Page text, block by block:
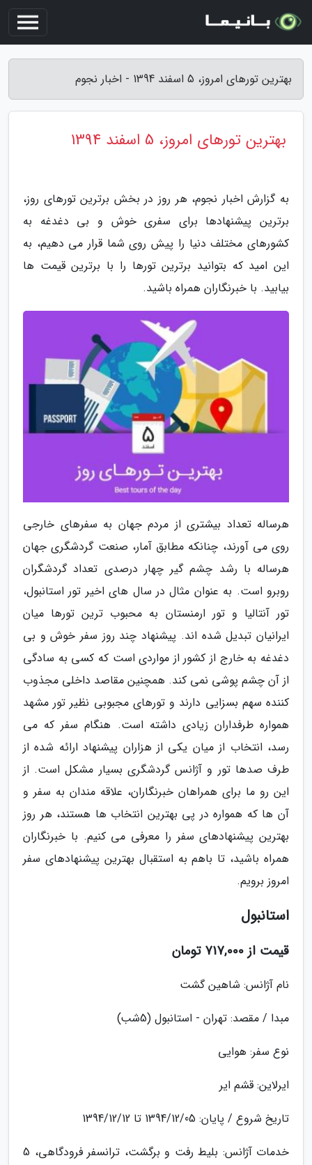
بهترین تورهای امروز، 5 اسفند 1394 - اخبار نجوم
بهترین تورهای امروز، 5 اسفند 1394
به گزارش اخبار نجوم، هر روز در بخش برترین تورهای روز،
برترین پیشنهادها برای سفری خوش و بی دغدغه به
کشورهای مختلف دنیا را پیش روی شما قرار می دهیم، به
این امید که بتوانید برترین تورها را با برترین قیمت ها
بیابید. با خبرنگاران همراه باشید.
هرساله تعداد بیشتری از مردم جهان به سفرهای خارجی
روی می آورند، چنانکه مطابق آمار، صنعت گردشگری جهان
هرساله با رشد چشم گیر چهار درصدی تعداد گردشگران
روبرو است. به عنوان مثال در سال های اخیر تور استانبول،
تور آنتالیا و تور ارمنستان به محبوب ترین تورها میان
ایرانیان تبدیل شده اند. پیشنهاد چند روز سفر خوش و بی
دغدغه به خارج از کشور از مواردی است که کسی به سادگی
از آن چشم پوشی نمی کند. همچنین مقاصد داخلی مجذوب
کننده سهم بسزایی دارند و تورهای مجبوبی نظیر تور مشهد
همواره طرفداران زیادی داشته است. هنگام سفر که می
رسد، انتخاب از میان یکی از هزاران پیشنهاد ارائه شده از
طرف صدها تور و آژانس گردشگری بسیار مشکل است. از
این رو ما برای همراهان خبرنگاران، علاقه مندان به سفر و
آن ها که همواره در پی بهترین انتخاب ها هستند، هر روز
بهترین پیشنهادهای سفر را معرفی می کنیم. با خبرنگاران
همراه باشید، تا باهم به استقبال بهترین پیشنهادهای سفر
امروز برویم.
استانبول
قیمت از 717,000 تومان
نام آژانس: شاهین گشت
مبدا / مقصد: تهران - استانبول (5شب)
نوع سفر: هوایی
ایرلاین: قشم ایر
تاریخ شروع / پایان: 1394/12/05 تا 1394/12/12
خدمات آژانس: بلیط رفت و برگشت، ترانسفر فرودگاهی، 5